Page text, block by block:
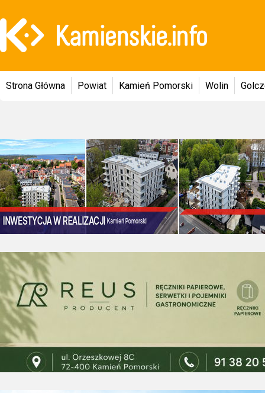
Strona Główna Powiat Kamień Pomorski Wolin